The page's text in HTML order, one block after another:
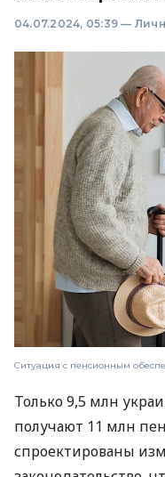
04.07.2024, 05:39 —
Ситуация с пенсионным
Только 9,5 млн
получают 11 млн
спроектированы